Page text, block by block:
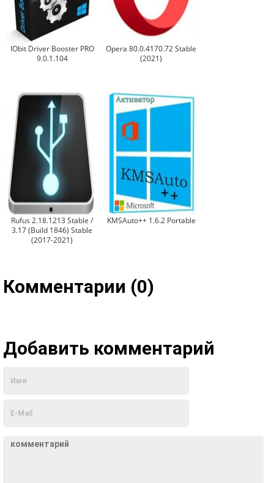
IObit Driver Booster PRO
9.0.1.104
Opera 80.0.4170.72 Stable
(2021)
Rufus 2.18.1213 Stable /
3.17 (Build 1846) Stable
(2017-2021)
KMSAuto++ 1.6.2 Portable
Комментарии (0)
Добавить комментарий